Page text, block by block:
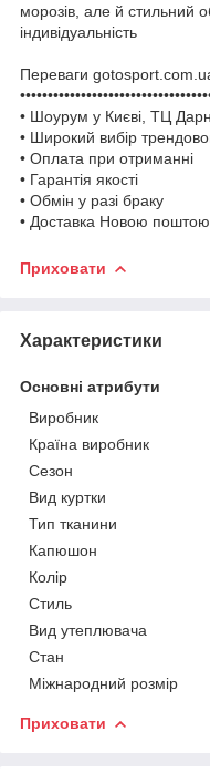
морозів, але й стильний
індивідуальність
Переваги
• Шоурум у Києві, ТЦ
• Широкий вибір
• Оплата при отриманні
• Гарантія якості
• Обмін у разі браку
• Доставка Новою поштою
Приховати
Характеристики
Основні атрибути
Виробник
Країна виробник
Сезон
Вид куртки
Тип тканини
Капюшон
Колір
Стиль
Вид утеплювача
Стан
Міжнародний розмір
Приховати